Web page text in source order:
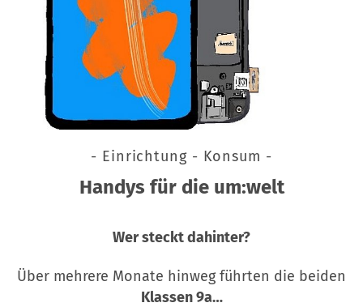
- Einrichtung - Konsum -
Handys für die um:welt
Wer steckt dahinter?
Über mehrere Monate hinweg führten die beiden
Klassen 9a…